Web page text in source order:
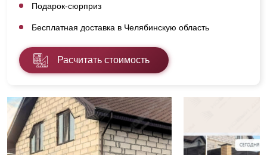
Подарок-сюрприз
Бесплатная доставка в Челябинскую область
Расчитать стоимость